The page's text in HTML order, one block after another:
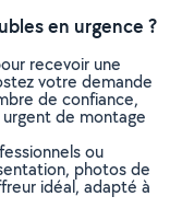
en urgence ?
recevoir une
votre demande
de confiance,
de montage
ou
photos de
idéal, adapté à